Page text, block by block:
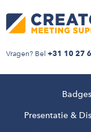
Vragen? Bel +31 10 27
Badges
Presentatie &